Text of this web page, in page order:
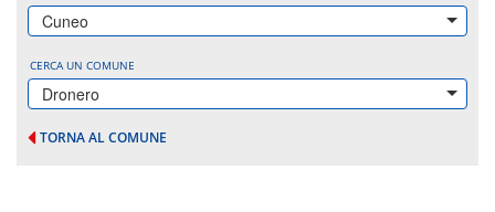
Cuneo
CERCA UN COMUNE
Dronero
TORNA AL COMUNE